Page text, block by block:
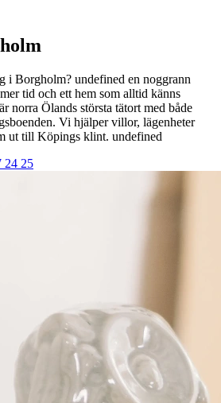
i Borgholm? undefined en noggrann
tid och ett hem som alltid känns
norra Ölands största tätort med både
Vi hjälper villor, lägenheter
ut till Köpings klint. undefined
24 25